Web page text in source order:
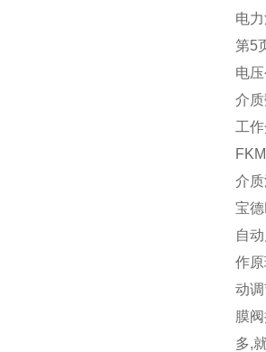
电
第5
电
介
工
介
宝
自
作
动
膜
多,